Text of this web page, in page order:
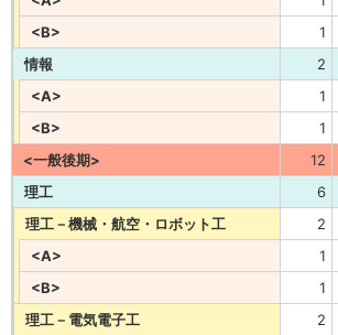
<B>
1
情報
2
<A>
1
<B>
1
<一般後期>
12
理工
6
理工－機械・航空・ロボット工
2
<A>
1
<B>
1
理工－電気電子工
2